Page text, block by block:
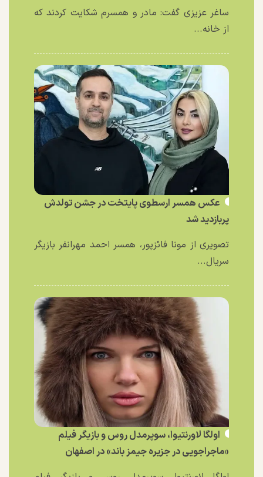
ساغر عزیزی گفت: مادر و همسرم شکایت کردند که
از خانه...
عکس همسر ارسطوی پایتخت در جشن تولدش
پربازدید شد
تصویری از مونا فائزپور، همسر احمد مهرانفر بازیگر
سریال...
اولگا لاورنتیوا، سوپرمدل روس و بازیگر فیلم
«ماجراجویی در جزیره جیمز باند» در اصفهان